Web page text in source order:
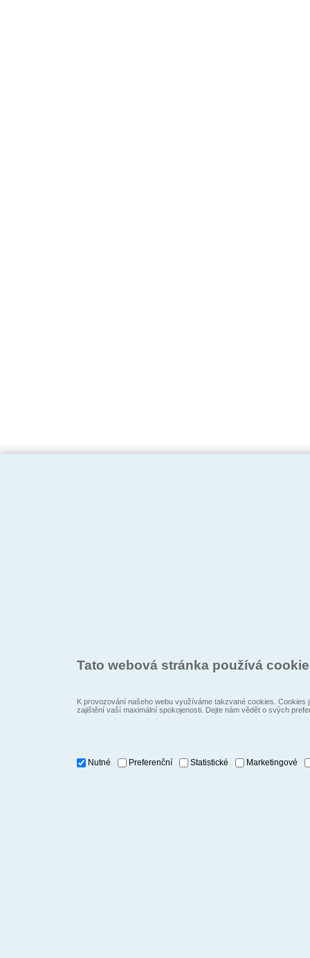
Tato webová stránka používá
K provozování našeho webu využíváme takzvané cookies.
zajištění vaší maximální spokojenosti. Dejte nám vědět o svých
Nutné Preferenční Statistické Marketingové